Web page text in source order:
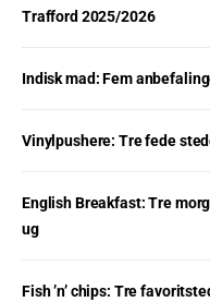
Trafford 2025/2026
Indisk mad: Fem
Vinylpushere: Tre fede
English Breakfast: Tre
ug
Fish ’n’ chips: Tre